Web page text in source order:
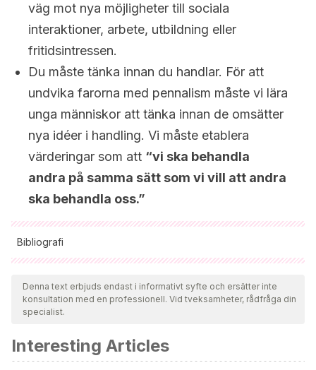
väg mot nya möjligheter till sociala
interaktioner, arbete, utbildning eller
fritidsintressen.
Du måste tänka innan du handlar. För att
undvika farorna med pennalism måste vi lära
unga människor att tänka innan de omsätter
nya idéer i handling. Vi måste etablera
värderingar som att “vi ska behandla
andra på samma sätt som vi vill att andra
ska behandla oss.”
Bibliografi
Samtliga citerade källor har granskats noggrant av vårt team
för att säkerställa deras kvalitet, tillförlitlighet, aktualitet och
giltighet. Bibliografin för denna artikel ansågs vara tillförlitlig
Ros Dorado, A. (2019). Bienvenidas si, novatadas no.
Recuperado
Denna text erbjuds endast i informativt syfte och ersätter inte
konsultation med en professionell. Vid tveksamheter, rådfråga din
specialist.
Interesting Articles